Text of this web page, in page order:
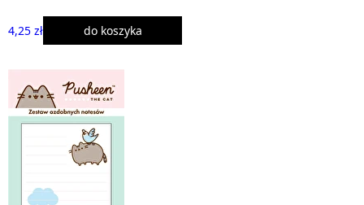
4,25 zł do koszyka